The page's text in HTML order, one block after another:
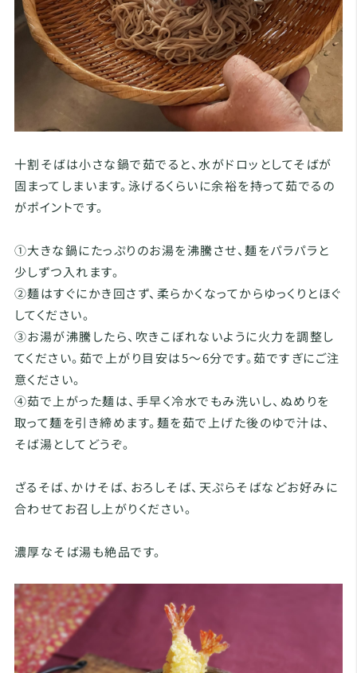
十割そばは小さな鍋で茹でると、水がドロッとしてそばが
固まってしまいます。泳げるくらいに余裕を持って茹でるの
がポイントです。
①大きな鍋にたっぷりのお湯を沸騰させ、麺をパラパラと
少しずつ入れます。
②麺はすぐにかき回さず、柔らかくなってからゆっくりとほぐ
してください。
③お湯が沸騰したら、吹きこぼれないように火力を調整し
てください。茹で上がり目安は5～6分です。茹ですぎにご注
意ください。
④茹で上がった麺は、手早く冷水でもみ洗いし、ぬめりを
取って麺を引き締めます。麺を茹で上げた後のゆで汁は、
そば湯としてどうぞ。
ざるそば、かけそば、おろしそば、天ぷらそばなどお好みに
合わせてお召し上がりください。
濃厚なそば湯も絶品です。